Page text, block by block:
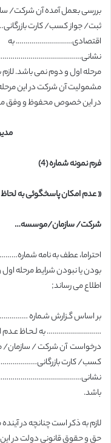
بررسی بعمل آمده آن
ثبت/ جواز کسب/ کارت
اقتصادی………………………. به
مرحله اول و دوم نمی باشد.
مشمولیت آن شرکت در این
در این خصوص محفوظ و وفق
مدیر کل/
فرم نمونه شماره (4)
« عدم امکان پاسخگوئی به لحاظ
شرکت/ سازمان/موسسه…
احتراما، عطف به نامه
بودن یا نبودن شرایط مرحله اول
اطلاع می رساند;
بر اساس گـزارش شـماره
……………………… به لـحـاظ عـدم
درخواست آن شرکت /
کسب/ کارت
باشد.
لازم به ذکر است چنانچه در
حق و حقوق قانونی دولت در